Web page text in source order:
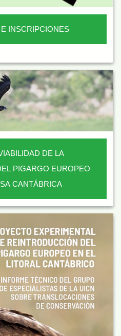
INSCRIPCIONES
DE LA
PIGARGO EUROPEO
CANTÁBRICA